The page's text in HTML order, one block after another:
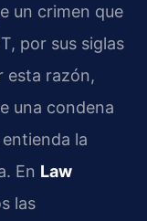
un crimen que
por sus siglas
esta razón,
una condena
la
En Law
las